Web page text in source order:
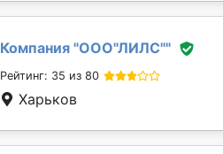
Компания "ООО"ЛИЛС""
Рейтинг: 35 из 80
Харьков